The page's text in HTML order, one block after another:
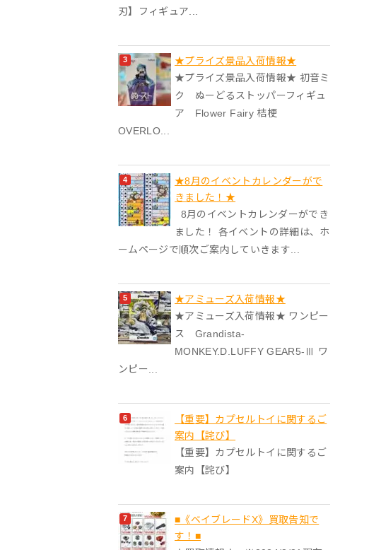
刃】フィギュア...
★プライズ景品入荷情報★
★プライズ景品入荷情報★ 初音ミ
ク ぬーどるストッパーフィギュ
ア Flower Fairy 桔梗
OVERLO...
★8月のイベントカレンダーがで
きました！★
8月のイベントカレンダーができ
ました！ 各イベントの詳細は、ホ
ームページで順次ご案内していきます...
★アミューズ入荷情報★
★アミューズ入荷情報★ ワンピー
ス Grandista-
MONKEY.D.LUFFY GEAR5-Ⅲ ワ
ンピー...
【重要】カプセルトイに関するご
案内【詫び】
【重要】カプセルトイに関するご
案内【詫び】
■《ベイブレードX》買取告知で
す！■